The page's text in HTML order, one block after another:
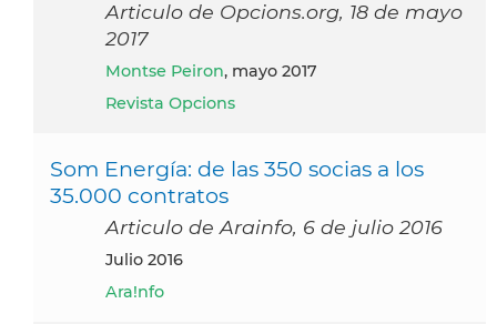
Articulo de Opcions.org, 18 de mayo
2017
Montse Peiron, mayo 2017
Revista Opcions
Som Energía: de las 350 socias a los
35.000 contratos
Articulo de Arainfo, 6 de julio 2016
julio 2016
Ara!nfo